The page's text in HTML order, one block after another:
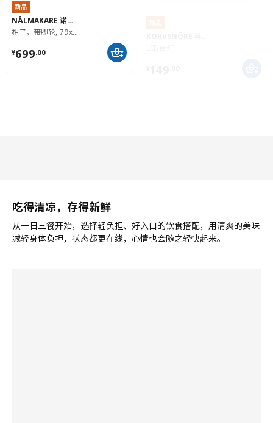
新品
NÅLMAKARE 诺玛卡
柜子，带脚轮, 79x44x88 厘米
¥699.00
¥ 699.00
新品
FRÖVÄXT 弗洛维希
花瓶, 10 厘米